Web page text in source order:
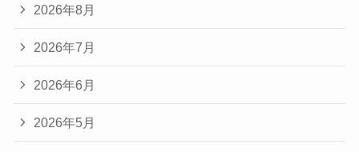
2026年8月
2026年7月
2026年6月
2026年5月